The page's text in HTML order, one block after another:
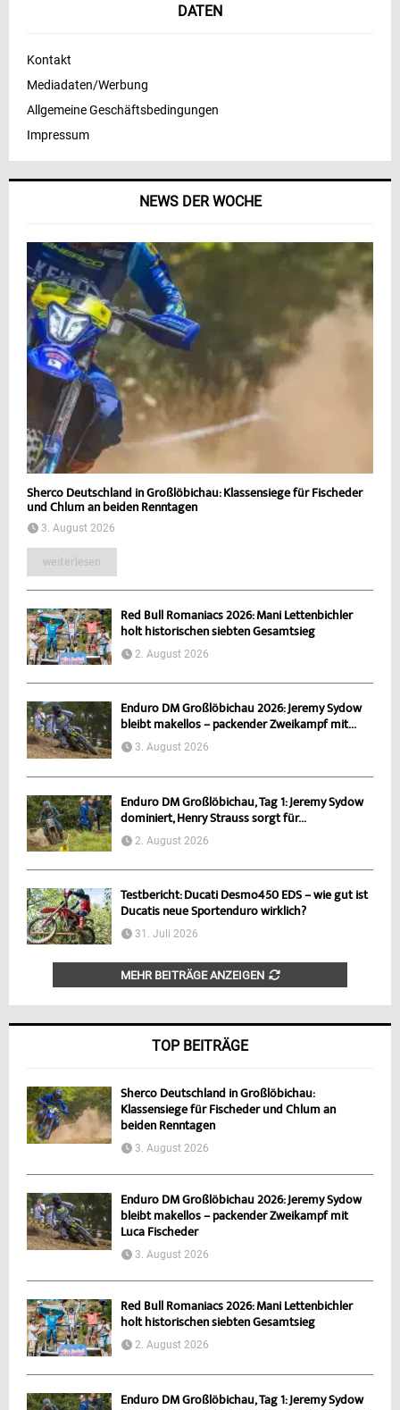
NEWS DER WOCHE
Sherco Deutschland in Großlöbichau: Klassensiege für Fischeder
und Chlum an beiden Renntagen
3. August 2026
weiterlesen
Red Bull Romaniacs 2026: Mani Lettenbichler
holt historischen siebten Gesamtsieg
2. August 2026
Enduro DM Großlöbichau 2026: Jeremy Sydow
bleibt makellos – packender Zweikampf mit...
3. August 2026
Enduro DM Großlöbichau, Tag 1: Jeremy Sydow
dominiert, Henry Strauss sorgt für...
2. August 2026
Testbericht: Ducati Desmo450 EDS – wie gut ist
Ducatis neue Sportenduro wirklich?
31. Juli 2026
MEHR BEITRÄGE ANZEIGEN
TOP BEITRÄGE
Sherco Deutschland in Großlöbichau:
Klassensiege für Fischeder und Chlum an
beiden Renntagen
3. August 2026
Enduro DM Großlöbichau 2026: Jeremy Sydow
bleibt makellos – packender Zweikampf mit
Luca Fischeder
3. August 2026
Red Bull Romaniacs 2026: Mani Lettenbichler
holt historischen siebten Gesamtsieg
2. August 2026
Enduro DM Großlöbichau, Tag 1: Jeremy Sydow
DATEN
Kontakt
Mediadaten/Werbung
Allgemeine Geschäftsbedingungen
Impressum